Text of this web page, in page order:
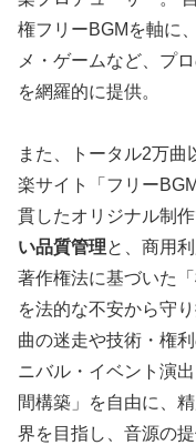
権フリーBGMを軸に
メ・ゲームなど、プ
を網羅的に提供。
また、トータル2万
楽サイト「フリー
貫したオリジナル制作
い品質管理と、商用
著作権法に基づいた
を法的な不安から守
曲の迷走や技術・権
ニバル・イベント演
間構築」を自由に、
界を目指し、音源の提